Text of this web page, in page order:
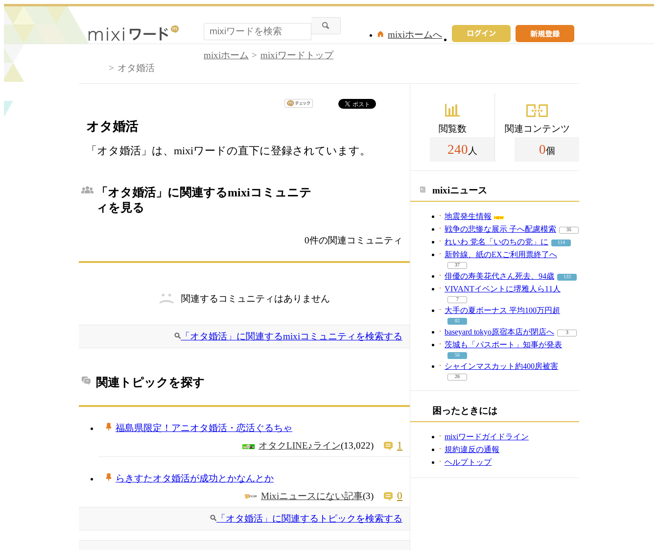
mixiホームへ
mixiホーム
mixiワードトップ
オタ婚活
オタ婚活
「オタ婚活」は、mixiワードの直下に登録されています。
「オタ婚活」に関連するmixiコミュニテ
ィを見る
0件の関連コミュニティ
関連するコミュニティはありません
「オタ婚活」に関連するmixiコミュニティを検索する
関連トピックを探す
福島県限定！アニオタ婚活・恋活ぐるちゃ
オタクLINE♪ライン(13,022) 1
らきすたオタ婚活が成功とかなんとか
Mixiニュースにない記事(3) 0
「オタ婚活」に関連するトピックを検索する
閲覧数
240 人
関連コンテンツ
0個
mixiニュース
地震発生情報
戦争の悲惨な展示 子へ配慮模索
35
れいわ 党名「いのちの党」に 114
新幹線、紙のEXご利用票終了へ
37
俳優の寿美花代さん死去、94歳 133
VIVANTイベントに堺雅人ら11人
7
大手の夏ボーナス 平均100万円超
82
baseyard tokyo原宿本店が閉店へ 3
茨城も「パスポート」知事が発表
56
シャインマスカット約400房被害
26
困ったときには
mixiワードガイドライン
規約違反の通報
ヘルプトップ